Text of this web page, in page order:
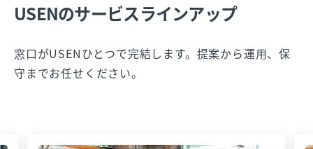
USENのサービスラインアップ
窓口がUSENひとつで完結します。提案から運用、保
守までお任せください。